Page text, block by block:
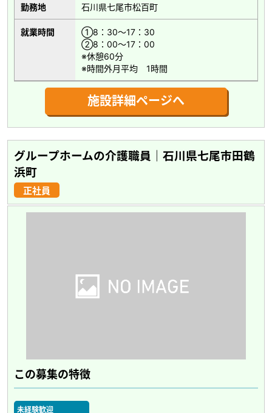
勤務地 石川県七尾市松百町
就業時間
①8：30～17：30
②8：00～17：00
※休憩60分
※時間外月平均 1時間
施設詳細ページへ
グループホームの介護職員｜石川県七尾市田鶴
浜町
正社員
この募集の特徴
未経験歓迎